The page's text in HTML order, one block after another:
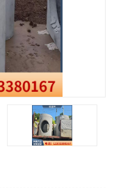
水泥管